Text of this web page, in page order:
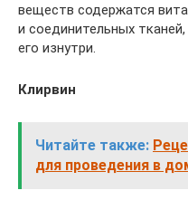
веществ содержатся
и соединительных
его изнутри.
Клирвин
Читайте также:
для проведения в